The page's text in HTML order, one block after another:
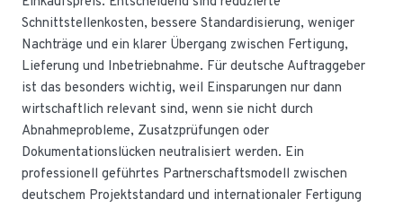
Schnittstellenkosten, bessere Standardisierung, weniger
Nachträge und ein klarer Übergang zwischen Fertigung,
Lieferung und Inbetriebnahme. Für deutsche Auftraggeber
ist das besonders wichtig, weil Einsparungen nur dann
wirtschaftlich relevant sind, wenn sie nicht durch
Abnahmeprobleme, Zusatzprüfungen oder
Dokumentationslücken neutralisiert werden. Ein
professionell geführtes Partnerschaftsmodell zwischen
deutschem Projektstandard und internationaler Fertigung